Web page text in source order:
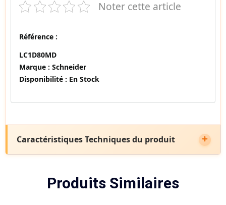
Noter cette article
Référence :
LC1D80MD
Marque : Schneider
Disponibilité : En Stock
Caractéristiques Techniques du produit
Produits Similaires